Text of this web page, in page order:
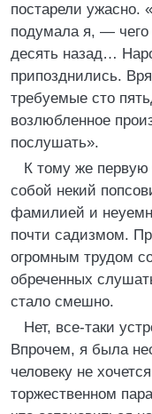
постарели ужасно.
подумала я, — чего
десять назад…
припозднились.
требуемые сто
возлюбленное
послушать».
К тому же первую
собой некий
фамилией и
почти садизмом.
огромным трудом
обреченных
стало смешно.
Нет, все-таки
Впрочем, я была
человеку не
торжественном